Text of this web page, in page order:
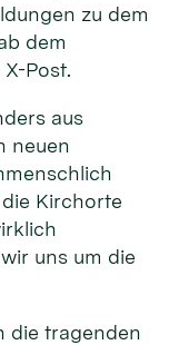
zu dem
dem
Post.
aus
neuen
Kirchorte
uns um die
die tragenden